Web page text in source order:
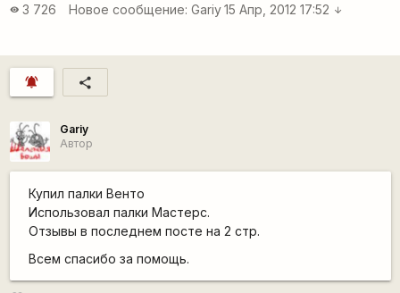
visibility 3 726 Новое сообщение: Gariy 15 Апр, 2012 17:52 arrow_downward
notifications_active share
Gariy
Автор
Купил палки Венто
Использовал палки Мастерс.
Отзывы в последнем посте на 2 стр.
Всем спасибо за помощь.